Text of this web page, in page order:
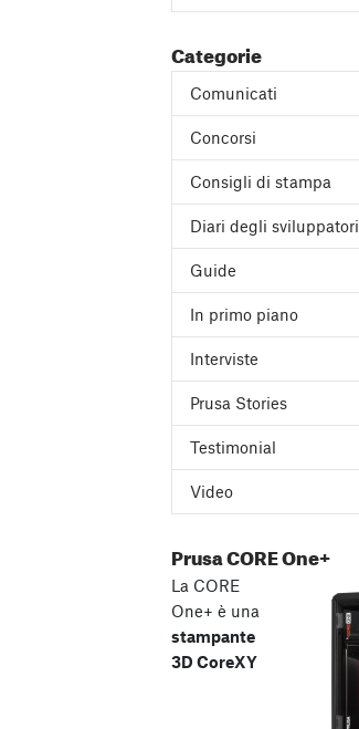
Categorie
Comunicati
Concorsi
Consigli di stampa
Diari degli sviluppatori
Guide
In primo piano
Interviste
Prusa Stories
Testimonial
Video
Prusa CORE One+
La CORE
One+ è una
stampante
3D CoreXY